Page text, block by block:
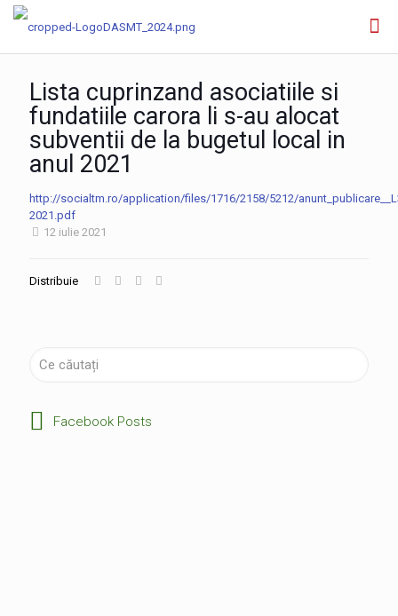
Lista cuprinzand asociatiile si
fundatiile carora li s-au alocat
subventii de la bugetul local in
anul 2021
http://socialtm.ro/application/files/1716/2158/5212/
2021.pdf
12 iulie 2021
Distribuie
Facebook Posts